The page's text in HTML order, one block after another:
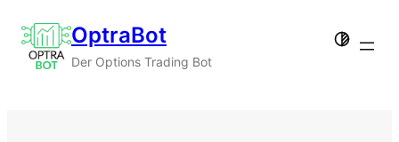
OptraBot
Der Options Trading Bot